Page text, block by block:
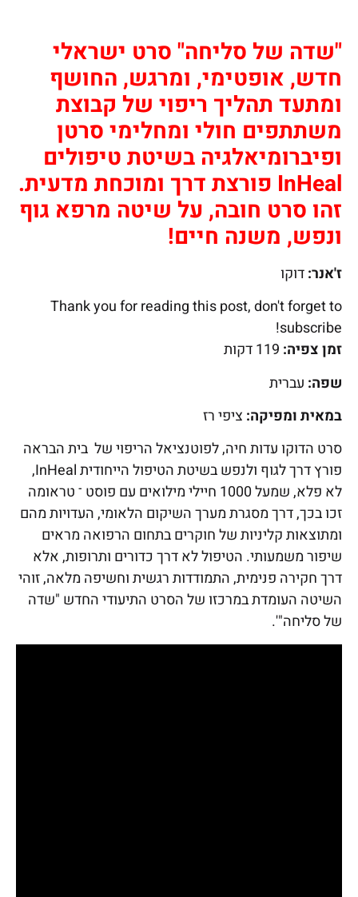
"שדה של סליחה" סרט ישראלי
חדש, אופטימי, ומרגש, החושף
ומתעד תהליך ריפוי של קבוצת
משתתפים חולי ומחלימי סרטן
ופיברומיאלגיה בשיטת טיפולים
InHeal פורצת דרך ומוכחת מדעית.
זהו סרט חובה, על שיטה מרפא גוף
ונפש, משנה חיים!
ז'אנר:דוקו
Thank you for reading this post, don't forget to
subscribe!
זמן צפיה:
שפה: עברית
במאית ומפיקה: ציפי רז
סרט הדוקו עדות חיה, לפוטנציאל הריפוי של בית הבראה
פורץ דרך לגוף ולנפש בשיטת הטיפול הייחודית InHeal,
לא פלא, שמעל 1000 חיילי מילואים עם פוסט ־ טראומה
זכו בכך, דרך מסגרת מערך השיקום הלאומי, העדויות מהם
ומתוצאות קליניות של חוקרים בתחום הרפואה מראים
שיפור משמעותי. הטיפול לא דרך כדורים ותרופות, אלא
דרך חקירה פנימית, התמודדות רגשית וחשיפה מלאה, זוהי
השיטה העומדת במרכזו של הסרט התיעודי החדש "שדה
של סליחה"'.